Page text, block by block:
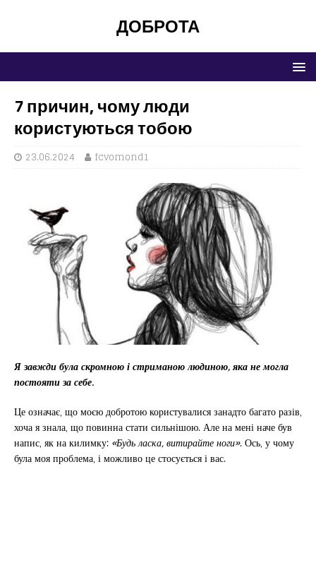
ДОБРОТА
7 причин, чому люди
користуються тобою
23.06.2024 fcvomond1
Я завжди була скромною і стриманою людиною, яка не могла
постояти за себе.
Це означає, що моєю добротою користувалися занадто багато разів,
хоча я знала, що повинна стати сильнішою. Але на мені наче був
напис, як на килимку: «Будь ласка, витирайте ноги». Ось, у чому
була моя проблема, і можливо це стосується і вас.